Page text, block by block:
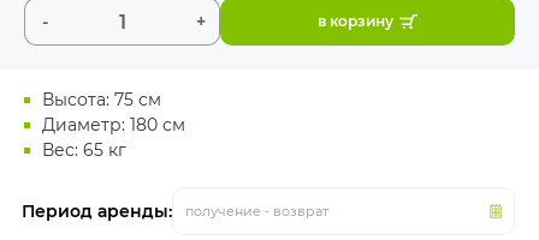
Высота: 75 см
Диаметр: 180 см
Вес: 65 кг
Период аренды: получение - возврат
- + в корзину